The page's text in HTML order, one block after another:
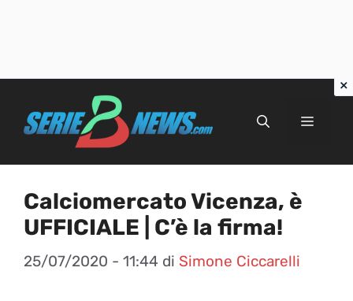
Menu
Calciomercato Vicenza, è
UFFICIALE | C’è la firma!
25/07/2020 - 11:44 di Simone Ciccarelli